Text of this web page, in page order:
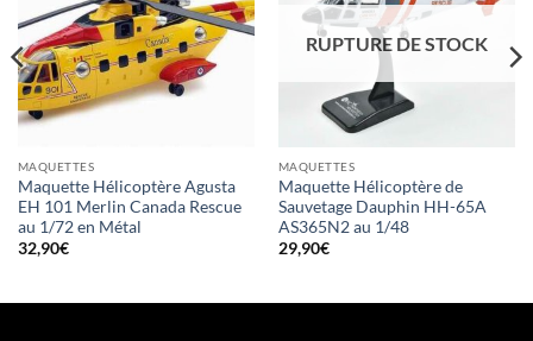
MAQUETTES
Maquette Hélicoptère Agusta
EH 101 Merlin Canada Rescue
au 1/72 en Métal
32,90€
RUPTURE DE STOCK
MAQUETTES
Maquette Hélicoptère de
Sauvetage Dauphin HH-65A
AS365N2 au 1/48
29,90€